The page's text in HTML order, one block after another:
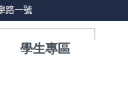
學生專區